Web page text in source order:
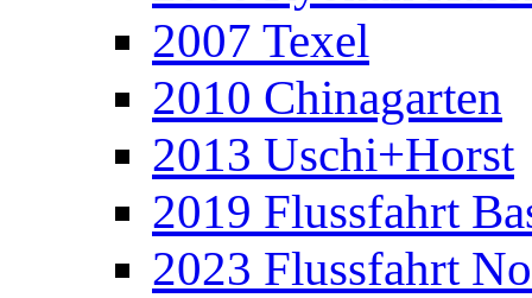
2007 Texel
2010 Chinagarten
2013 Uschi+Horst
2019 Flussfahrt
2023 Flussfahrt